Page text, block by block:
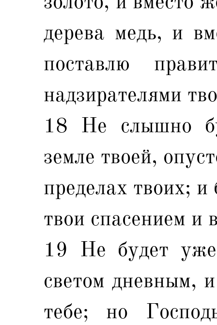
дерева медь, и
поставлю
надзирателями
18 Не слышно
земле твоей,
пределах твоих;
твои спасением и
19 Не будет
светом дневным,
тебе; но